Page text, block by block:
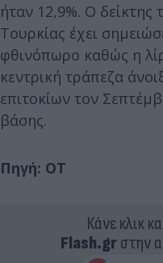
ήταν 12,9%. Ο
Τουρκίας έχει
φθινόπωρο καθώς η
κεντρική τράπεζα
επιτοκίων τον
βάσης.
Πηγή: OT
Κάνε κλικ
Flash.grστην